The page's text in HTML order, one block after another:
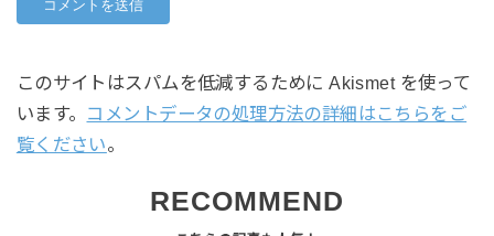
このサイトはスパムを低減するために Akismet を使って
います。 コメントデータの処理方法の詳細はこちらをご
覧ください。
RECOMMEND